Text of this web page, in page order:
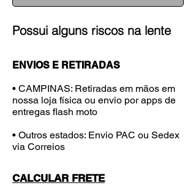
Possui alguns riscos na lente
ENVIOS E RETIRADAS
• CAMPINAS: Retiradas em mãos em
nossa loja física ou envio por apps de
entregas flash moto
• Outros estados: Envio PAC ou Sedex
via Correios
CALCULAR FRETE